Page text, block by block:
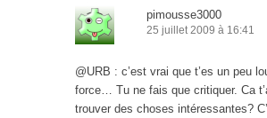
pimousse3000
25 juillet 2009 à 16:41
@URB : c’est vrai que t’es un peu
force… Tu ne fais que critiquer. Ca
trouver des choses intéressantes?